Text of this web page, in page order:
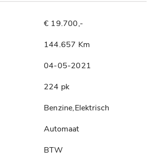
€ 19.700,-
144.657 Km
04-05-2021
224 pk
Benzine,Elektrisch
Automaat
BTW